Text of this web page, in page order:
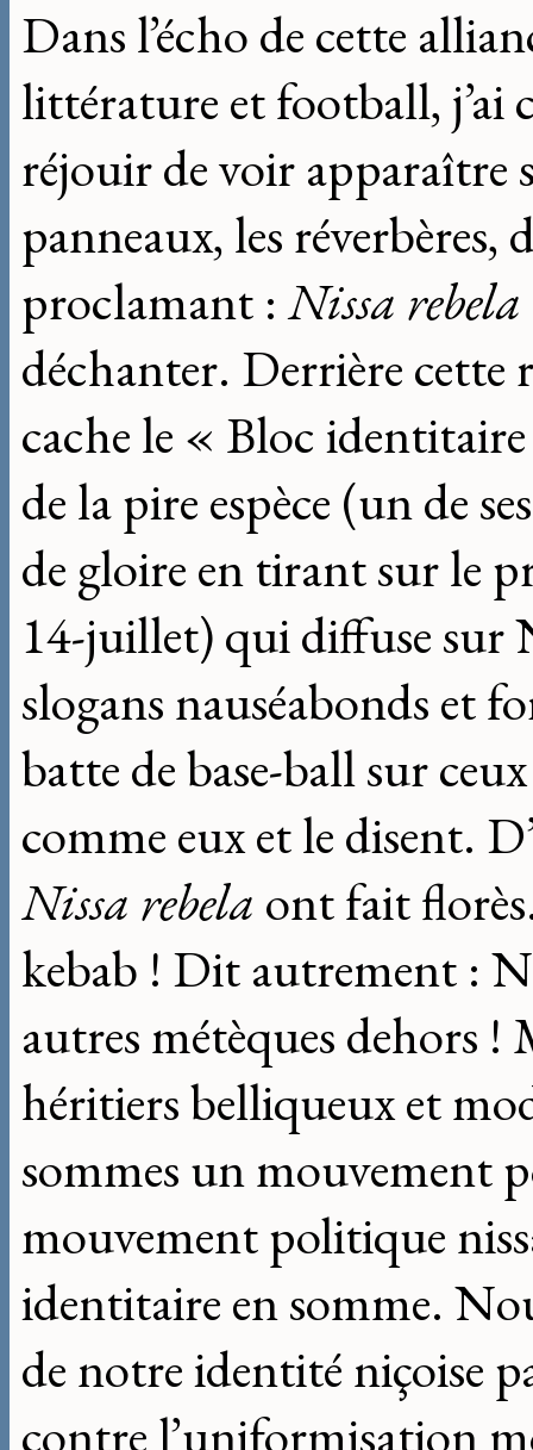
Dans l’écho de cette
littérature et football,
réjouir de voir apparaître
panneaux, les réverbères,
proclamant :Nissa
déchanter. Derrière cette
cache le « Bloc
de la pire espèce (un de
de gloire en tirant sur le
14-juillet) qui diffuse sur
slogans nauséabonds et
batte de base-ball sur
comme eux et le disent.
Nissa rebela ont fait
kebab ! Dit autrement :
autres métèques dehors !
héritiers belliqueux et
sommes un mouvement
mouvement politique
identitaire en somme.
de notre identité niçoise
contre l’uniformisation